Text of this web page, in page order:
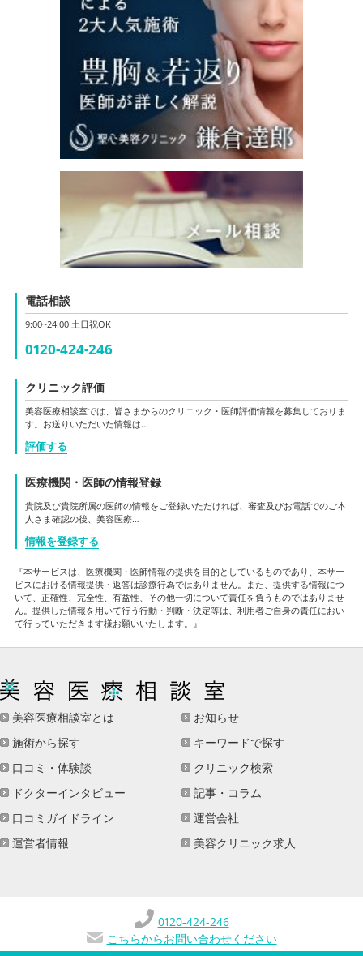
電話相談
9:00~24:00 土日祝OK
0120-424-246
クリニック評価
美容医療相談室では、皆さまからのクリニック・医師評価情報を募集しておりま
す。お送りいただいた情報は…
評価する
医療機関・医師の情報登録
貴院及び貴院所属の医師の情報をご登録いただければ、審査及びお電話でのご本
人さま確認の後、美容医療…
情報を登録する
『本サービスは、医療機関・医師情報の提供を目的としているものであり、本サー
ビスにおける情報提供・返答は診療行為ではありません。また、提供する情報につ
いて、正確性、完全性、有益性、その他一切について責任を負うものではありませ
ん。提供した情報を用いて行う行動・判断・決定等は、利用者ご自身の責任におい
て行っていただきます様お願いいたします。』
美容医療相談室とは
お知らせ
施術から探す
キーワードで探す
口コミ・体験談
クリニック検索
ドクターインタビュー
記事・コラム
口コミガイドライン
運営会社
運営者情報
美容クリニック求人
0120-424-246
こちらからお問い合わせください